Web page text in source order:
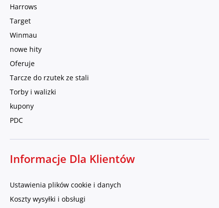
Harrows
Target
Winmau
nowe hity
Oferuje
Tarcze do rzutek ze stali
Torby i walizki
kupony
PDC
Informacje Dla Klientów
Ustawienia plików cookie i danych
Koszty wysyłki i obsługi